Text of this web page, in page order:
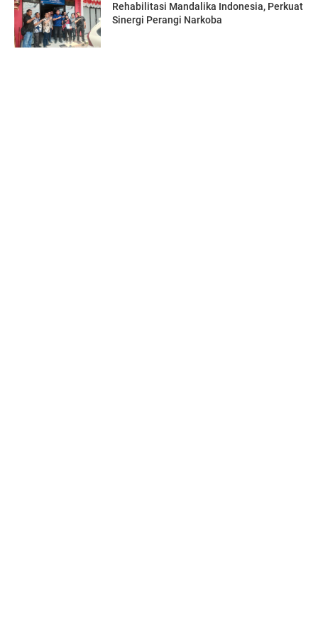
Rehabilitasi Mandalika Indonesia, Perkuat
Sinergi Perangi Narkoba